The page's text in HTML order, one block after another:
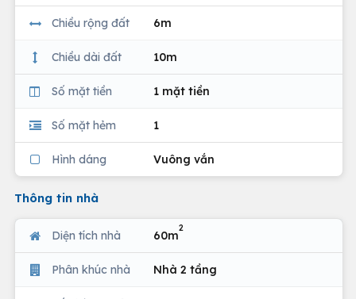
Chiều rộng đất 6m
Chiều dài đất 10m
Số mặt tiền 1 mặt tiền
Số mặt hẻm 1
Hình dáng Vuông vắn
Thông tin nhà
Diện tích nhà 60m
2
Phân khúc nhà Nhà 2 tầng